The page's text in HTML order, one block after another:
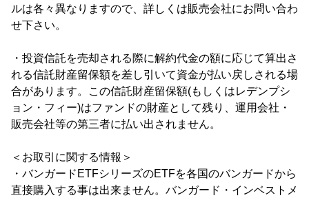
ルは各々異なりますので、詳しくは販売会社にお問い合わ
せ下さい。
・投資信託を売却される際に解約代金の額に応じて算出さ
れる信託財産留保額を差し引いて資金が払い戻しされる場
合があります。この信託財産留保額(もしくはレデンプシ
ョン・フィー)はファンドの財産として残り、運用会社・
販売会社等の第三者に払い出されません。
＜お取引に関する情報＞
・バンガードETFシリーズのETFを各国のバンガードから
直接購入する事は出来ません。バンガード・インベストメ